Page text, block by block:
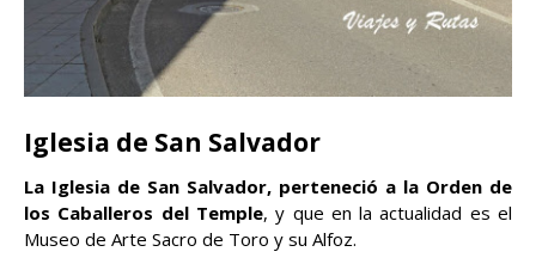
Iglesia de San Salvador
La Iglesia de San Salvador, perteneció a la Orden de
los Caballeros del Temple, y que en la actualidad es el
Museo de Arte Sacro de Toro y su Alfoz.